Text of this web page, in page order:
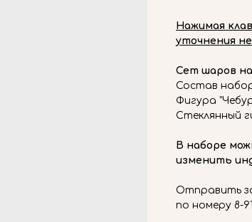
Нажимая
уточнения
Сет шаров на
Состав
Фигура
Стеклянный
В наборе
изменить
Отправить
по номеру 8-